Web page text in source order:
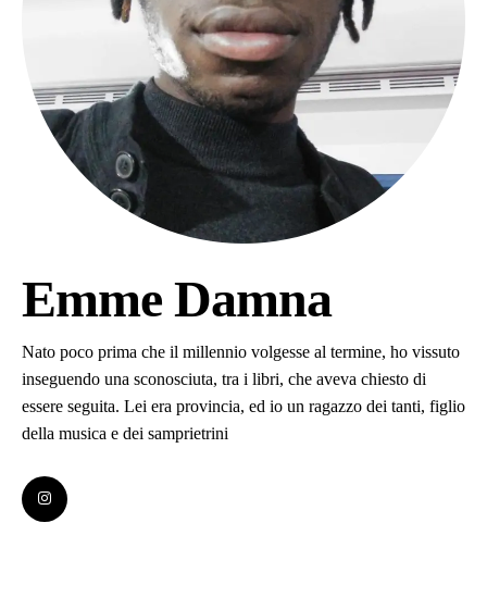
Emme Damna
Nato poco prima che il millennio volgesse al termine, ho vissuto
inseguendo una sconosciuta, tra i libri, che aveva chiesto di
essere seguita. Lei era provincia, ed io un ragazzo dei tanti, figlio
della musica e dei samprietrini